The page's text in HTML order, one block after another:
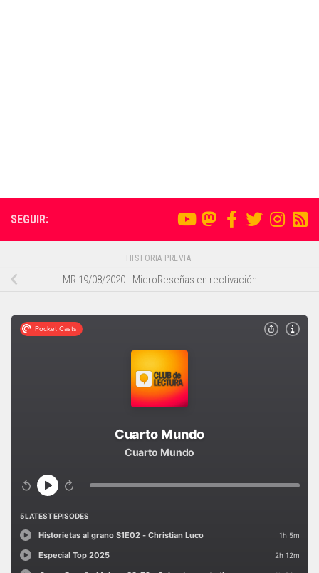
SEGUIR:
HISTORIA PREVIA
MR 19/08/2020 - MicroReseñas en rectivación